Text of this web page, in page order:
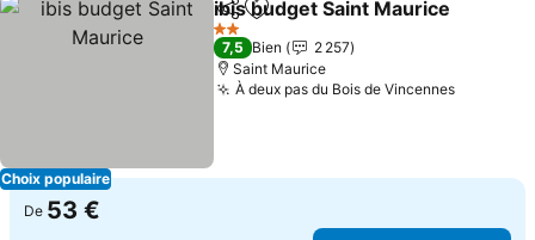
Choix populaire
PartagerAjouter à mes favoris
ibis budget Saint Maurice
2 Étoiles
7,5 Bien
2 257
Saint Maurice
À deux pas du Bois de Vincennes
De 53 €